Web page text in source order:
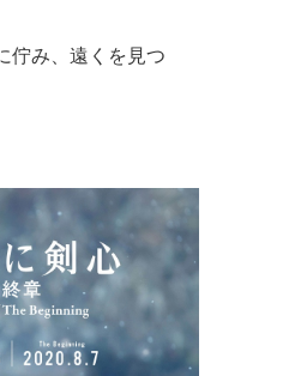
佇み、遠くを見つ